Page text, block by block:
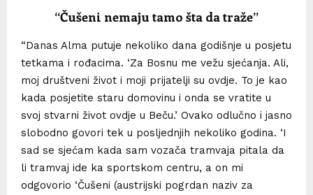
“Čušeni nemaju tamo šta da traže”
“Danas Alma putuje nekoliko dana godišnje u posjetu
tetkama i rođacima. ‘Za Bosnu me vežu sjećanja. Ali,
moj društveni život i moji prijatelji su ovdje. To je kao
kada posjetite staru domovinu i onda se vratite u
svoj stvarni život ovdje u Beču.’ Ovako odlučno i jasno
slobodno govori tek u posljednjih nekoliko godina. ‘I
sad se sjećam kada sam vozača tramvaja pitala da
li tramvaj ide ka sportskom centru, a on mi
odgovorio ‘Čušeni (austrijski pogrdan naziv za